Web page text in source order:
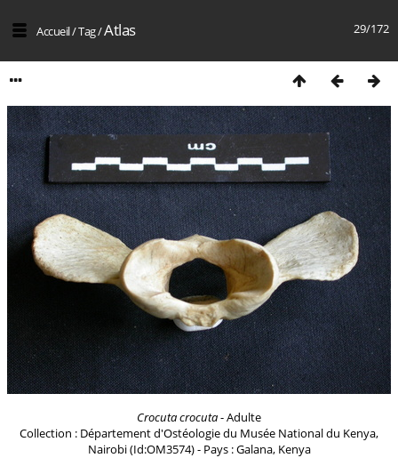
29/172
Accueil/Tag/Atlas
Crocuta crocuta- Adulte
Collection : Département d'Ostéologie du Musée National du Kenya,
Nairobi (Id:OM3574) - Pays : Galana, Kenya